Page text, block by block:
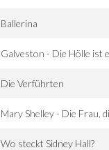
Ballerina
Galveston - Die Hölle ist
Die Verführten
Mary Shelley - Die Frau,
Wo steckt Sidney Hall?